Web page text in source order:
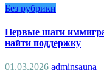
Без рубрики
Первые шаги
найти поддержку
01.03.2026 adminsauna